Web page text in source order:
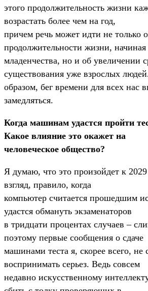
этого продолжительность жизни
возрастать более чем на год,
причем речь может идти не только
продолжительности жизни, начиная
младенчества, но и об увеличении
существования уже взрослых
образом, бег времени для всех нас
замедляться.
Когда машинам удастся пройти
Какое влияние это окажет на
человеческое общество?
Я думаю, что это произойдет к
взгляд, правило, когда
компьютер считается прошедшим
удастся обмануть экзаменаторов
в тридцати процентах случаев –
поэтому первые сообщения о сдаче
машинами теста я, скорее всего, не
воспринимать серьез. Ведь совсем
недавно искусственному